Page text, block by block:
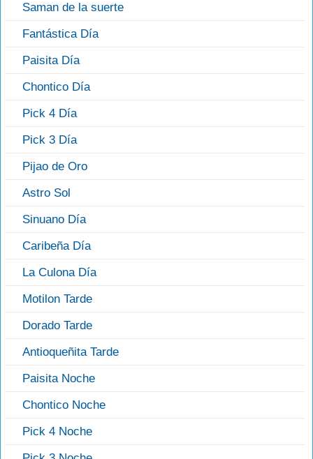
Saman de la suerte
Fantástica Día
Paisita Día
Chontico Día
Pick 4 Día
Pick 3 Día
Pijao de Oro
Astro Sol
Sinuano Día
Caribeña Día
La Culona Día
Motilon Tarde
Dorado Tarde
Antioqueñita Tarde
Paisita Noche
Chontico Noche
Pick 4 Noche